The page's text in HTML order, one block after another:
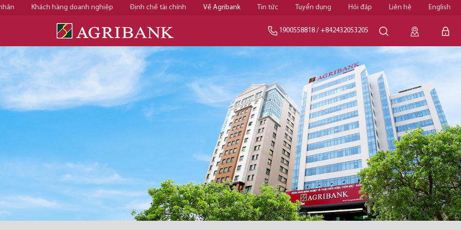
Khách hàng doanh nghiệp Định chế tài chính Về Agribank Tin tức Tuyển dụng Hỏi đáp Liên hệ English
1900558818 / +842432053205